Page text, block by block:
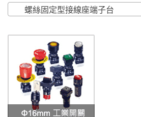
螺絲固定型接線座端子台